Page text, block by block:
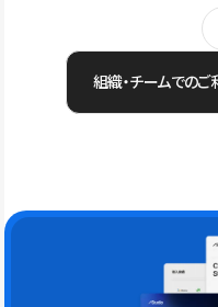
組織・チームでの